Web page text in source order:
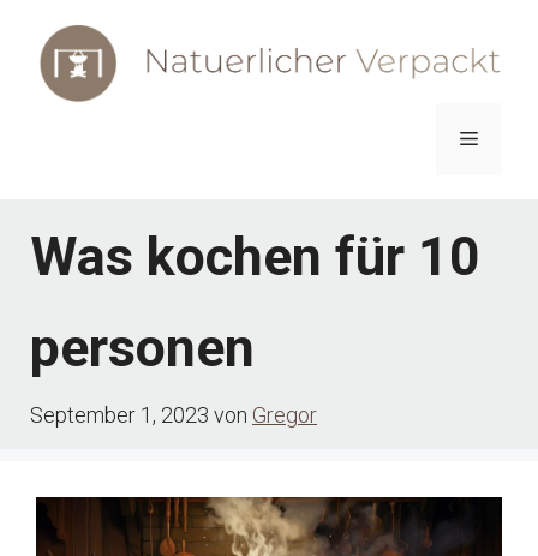
Inhalt
springen
Menü
Was kochen für 10
personen
September 1, 2023 von Gregor